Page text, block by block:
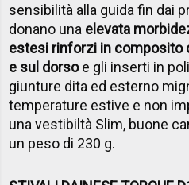
sensibilità alla guida fin dai
donano una elevata
estesi rinforzi in composito
e sul dorsoe gli inserti in
giunture dita ed esterno
temperature estive e non
una vestibiltà Slim, buone
un peso di 230 g.